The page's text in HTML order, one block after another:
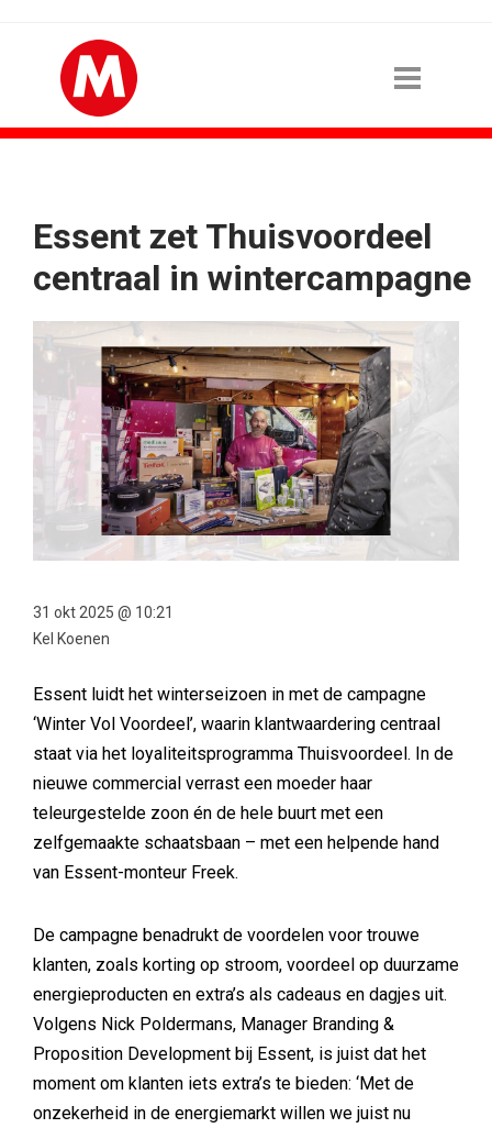
Essent zet Thuisvoordeel
centraal in wintercampagne
31 okt 2025 @ 10:21
Kel Koenen
Essent luidt het winterseizoen in met de campagne
‘Winter Vol Voordeel’, waarin klantwaardering centraal
staat via het loyaliteitsprogramma Thuisvoordeel. In de
nieuwe commercial verrast een moeder haar
teleurgestelde zoon én de hele buurt met een
zelfgemaakte schaatsbaan – met een helpende hand
van Essent-monteur Freek.
De campagne benadrukt de voordelen voor trouwe
klanten, zoals korting op stroom, voordeel op duurzame
energieproducten en extra’s als cadeaus en dagjes uit.
Volgens Nick Poldermans, Manager Branding &
Proposition Development bij Essent, is juist dat het
moment om klanten iets extra’s te bieden: ‘Met de
onzekerheid in de energiemarkt willen we juist nu